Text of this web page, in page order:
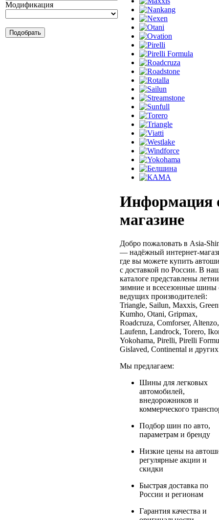
Модификация
Информация
магазине
Добро пожаловать в Asia-
— надёжный интернет-
где вы можете купить
с доставкой по России. В
каталоге представлены
зимние и всесезонные шины
ведущих производителей:
Triangle, Sailun, Maxxis,
Kumho, Otani, Gripmax,
Roadcruza, Comforser, Altenzo,
Laufenn, Landrock, Torero,
Yokohama, Pirelli, Pirelli
Gislaved, Continental и
Мы предлагаем:
Шины для легковых
автомобилей,
внедорожников и
коммерческого
Подбор шин по авто,
параметрам и бренду
Низкие цены на
регулярные акции и
скидки
Быстрая доставка по
России и регионам
Гарантия качества и